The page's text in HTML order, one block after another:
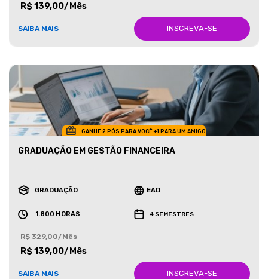
R$ 139,00/Mês
SAIBA MAIS INSCREVA-SE
GANHE 2 PÓS PARA VOCÊ +1 PARA UM AMIGO
GRADUAÇÃO EM GESTÃO FINANCEIRA
GRADUAÇÃO EAD
1.800 HORAS 4 SEMESTRES
R$ 329,00/Mês
R$ 139,00/Mês
SAIBA MAIS INSCREVA-SE